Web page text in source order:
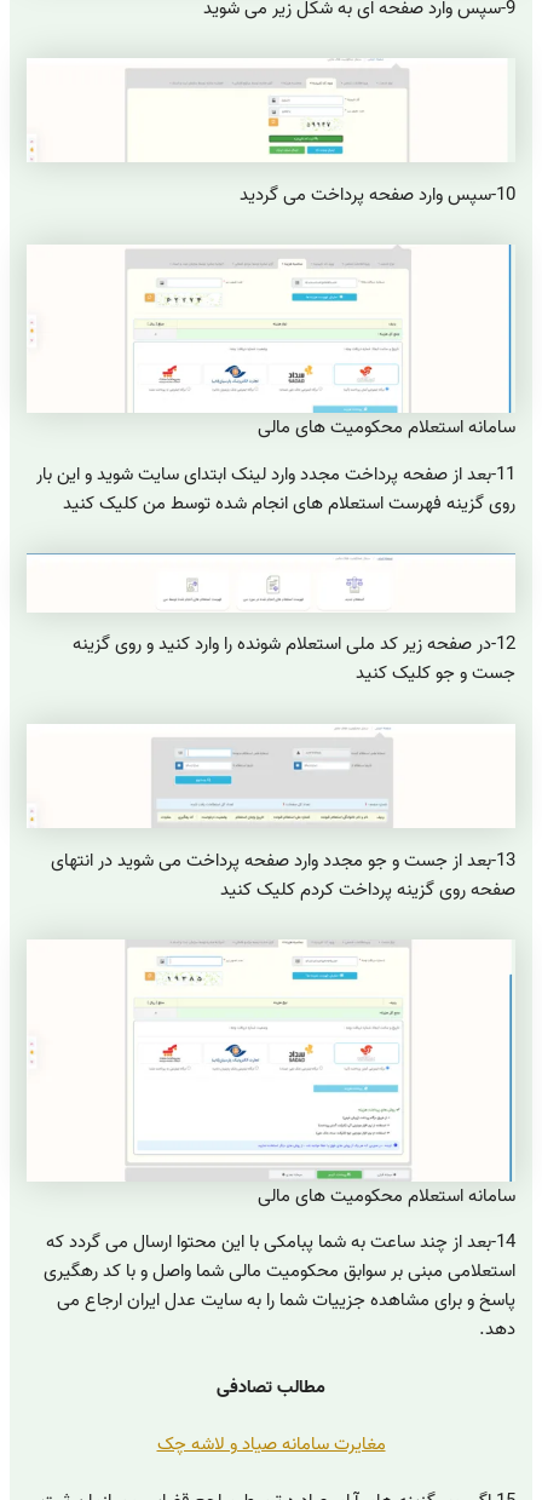
9-سپس وارد صفحه ای به شکل زیر می شوید
10-سپس وارد صفحه پرداخت می گردید
سامانه استعلام محکومیت های مالی
11-بعد از صفحه پرداخت مجدد وارد لینک ابتدای سایت شوید و این بار
روی گزینه فهرست استعلام های انجام شده توسط من کلیک کنید
12-در صفحه زیر کد ملی استعلام شونده را وارد کنید و روی گزینه
جست و جو کلیک کنید
13-بعد از جست و جو مجدد وارد صفحه پرداخت می شوید در انتهای
صفحه روی گزینه پرداخت کردم کلیک کنید
سامانه استعلام محکومیت های مالی
14-بعد از چند ساعت به شما پبامکی با این محتوا ارسال می گردد که
استعلامی مبنی بر سوابق محکومیت مالی شما واصل و با کد رهگیری
پاسخ و برای مشاهده جزییات شما را به سایت عدل ایران ارجاع می
دهد.
مطالب تصادفی
مغایرت سامانه صیاد و لاشه چک